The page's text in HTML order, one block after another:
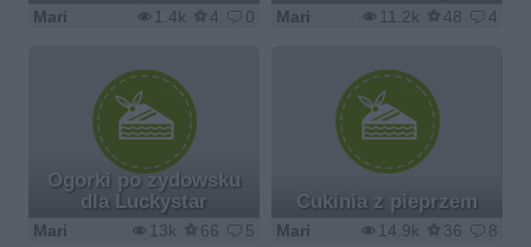
1.4k 4 0
Mari 11.2k 48 4
Mari
Ogorki po zydowsku
dla Luckystar
13k 66 5
Mari
Cukinia z pieprzem
14.9k 36 8
Mari